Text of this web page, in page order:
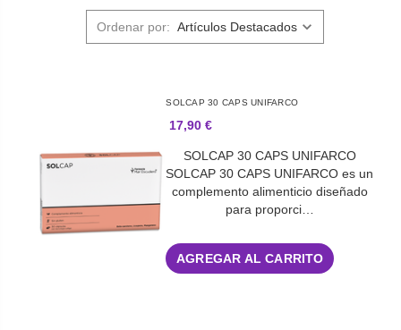
Ordenar por:
SOLCAP 30 CAPS UNIFARCO
17,90 €
SOLCAP 30 CAPS UNIFARCO
SOLCAP 30 CAPS UNIFARCO es un
complemento alimenticio diseñado
para proporci…
AGREGAR AL CARRITO